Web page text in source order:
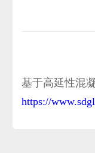
基于高延性混
https://